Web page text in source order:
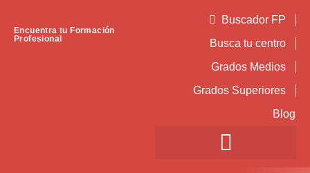
Encuentra tu Formación
Profesional
Buscador FP
Busca tu centro
Grados Medios
Grados Superiores
Blog